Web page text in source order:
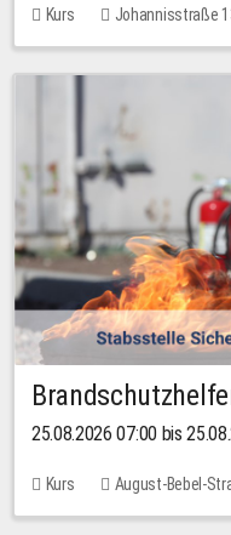
Kurs Johannisstraße
30,00 EUR
25.08.2026 07:00 bis
Kurs August-Bebel-